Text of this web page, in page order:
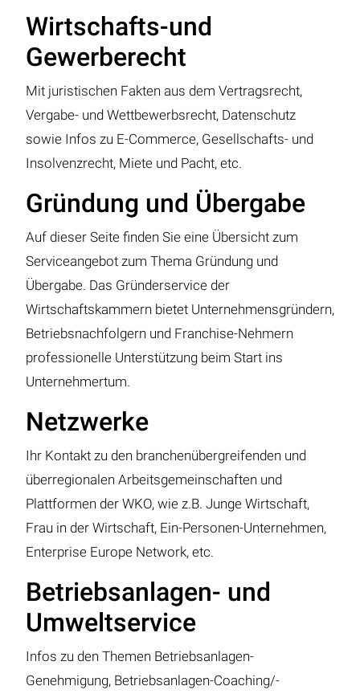
Wirtschafts-und
Gewerberecht
Mit juristischen Fakten aus dem Vertragsrecht,
Vergabe- und Wettbewerbsrecht, Datenschutz
sowie Infos zu E-Commerce, Gesellschafts- und
Insolvenzrecht, Miete und Pacht, etc.
Gründung und Übergabe
Auf dieser Seite finden Sie eine Übersicht zum
Serviceangebot zum Thema Gründung und
Übergabe. Das Gründerservice der
Wirtschaftskammern bietet Unternehmensgründern,
Betriebsnachfolgern und Franchise-Nehmern
professionelle Unterstützung beim Start ins
Unternehmertum.
Netzwerke
Ihr Kontakt zu den branchenübergreifenden und
überregionalen Arbeitsgemeinschaften und
Plattformen der WKO, wie z.B. Junge Wirtschaft,
Frau in der Wirtschaft, Ein-Personen-Unternehmen,
Enterprise Europe Network, etc.
Betriebsanlagen- und
Umweltservice
Infos zu den Themen Betriebsanlagen-
Genehmigung, Betriebsanlagen-Coaching/-